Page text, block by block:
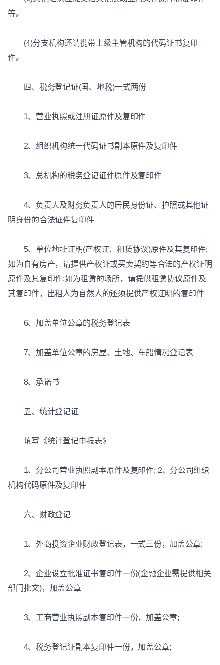
等。
(4)分支机构还请携带上级主管机构的代码证书复印
件。
四、税务登记证(国、地税)一式两份
1、营业执照或注册证原件及复印件
2、组织机构统一代码证书副本原件及复印件
3、总机构的税务登记证件原件及复印件
4、负责人及财务负责人的居民身份证、护照或其他证
明身份的合法证件复印件
5、单位地址证明(产权证、租赁协议)原件及其复印件;
如为自有房产，请提供产权证或买卖契约等合法的产权证明
原件及其复印件;如为租赁的场所，请提供租赁协议原件及
其复印件，出租人为自然人的还须提供产权证明的复印件
6、加盖单位公章的税务登记表
7、加盖单位公章的房屋、土地、车船情况登记表
8、承诺书
五、统计登记证
填写《统计登记申报表》
1、分公司营业执照副本原件及复印件; 2、分公司组织
机构代码原件及复印件
六、财政登记
1、外商投资企业财政登记表，一式三份，加盖公章;
2、企业设立批准证书复印件一份(金融企业需提供相关
部门批文)，加盖公章;
3、工商营业执照副本复印件一份，加盖公章;
4、税务登记证副本复印件一份，加盖公章;